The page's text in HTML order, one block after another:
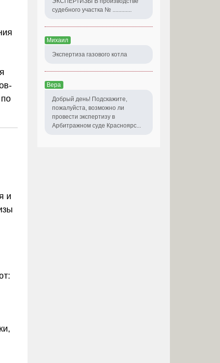
и
судебного участка № .............
Михаил
Экспертиза газового котла
Вера
Добрый день! Подскажите,
пожалуйста, возможно ли
провести экспертизу в
Арбитражном суде Красноярс...